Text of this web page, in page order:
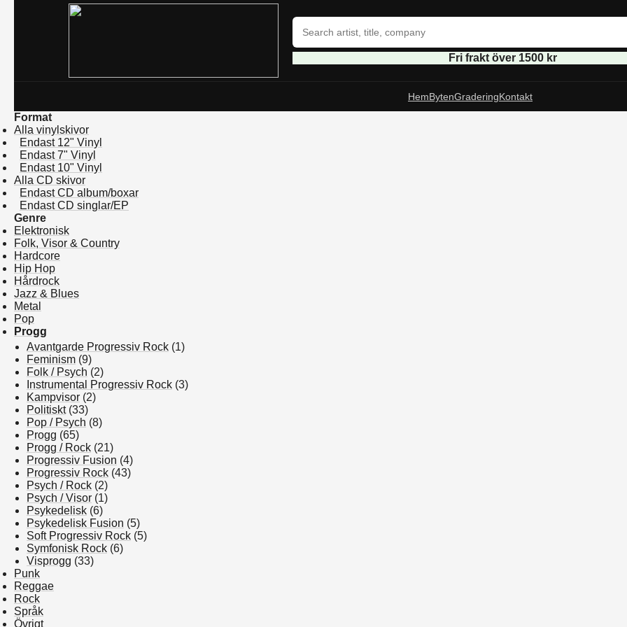
Fri frakt över 1500 kr
HemBytenGraderingKontakt
Format
Alla vinylskivor
Endast 12" Vinyl
Endast 7" Vinyl
Endast 10" Vinyl
Alla CD skivor
Endast CD album/boxar
Endast CD singlar/EP
Genre
Elektronisk
Folk, Visor & Country
Hardcore
Hip Hop
Hårdrock
Jazz & Blues
Metal
Pop
Progg
Avantgarde Progressiv Rock (1)
Feminism (9)
Folk / Psych (2)
Instrumental Progressiv Rock (3)
Kampvisor (2)
Politiskt(33)
Pop / Psych (8)
Progg (65)
Progg / Rock (21)
Progressiv Fusion (4)
Progressiv Rock (43)
Psych / Rock (2)
Psych / Visor (1)
Psykedelisk (6)
Psykedelisk Fusion (5)
Soft Progressiv Rock (5)
Symfonisk Rock (6)
Visprogg (33)
Punk
Reggae
Rock
Språk
Övrigt